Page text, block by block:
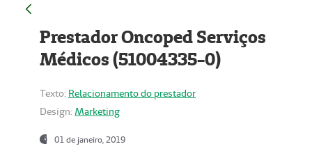
Prestador Oncoped Serviços
Médicos (51004335-0)
Texto: Relacionamento do prestador
Design: Marketing
01 de janeiro, 2019